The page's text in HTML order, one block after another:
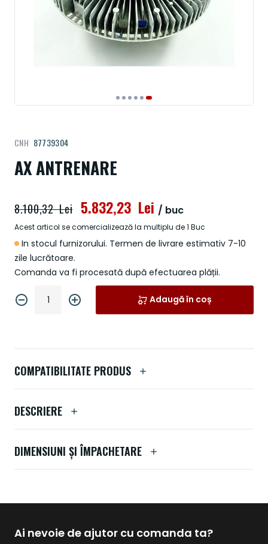
AX ANTRENARE
CNH 87739304
In stocul furnizorului. Termen de livrare estimativ 7-10
zile lucrătoare.
Comanda va fi procesată după efectuarea plății.
5.832,23 Lei
8.100,32 Lei / buc
Acest articol se comercializează la multiplu de 1 Buc
Adaugă în coș
la
începutul
galeriei
imagini
COMPATIBILITATE PRODUS
DESCRIERE
DIMENSIUNI ȘI ÎMPACHETARE
Ai nevoie de ajutor cu comanda ta?